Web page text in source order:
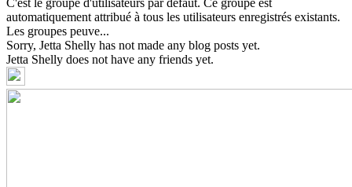
automatiquement attribué à tous les utilisateurs enregistrés existants.
Les groupes peuve...
Sorry, Jetta Shelly has not made any blog posts yet.
Jetta Shelly does not have any friends yet.